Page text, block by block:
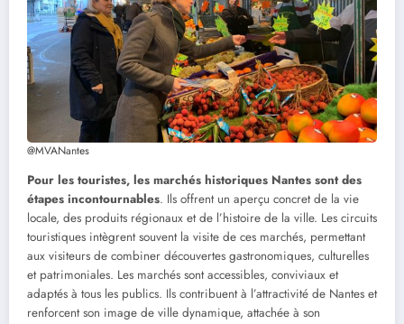
@MVANantes
Pour les touristes, les marchés historiques Nantes sont des
étapes incontournables. Ils offrent un aperçu concret de la vie
locale, des produits régionaux et de l’histoire de la ville. Les circuits
touristiques intègrent souvent la visite de ces marchés, permettant
aux visiteurs de combiner découvertes gastronomiques, culturelles
et patrimoniales. Les marchés sont accessibles, conviviaux et
adaptés à tous les publics. Ils contribuent à l’attractivité de Nantes et
renforcent son image de ville dynamique, attachée à son